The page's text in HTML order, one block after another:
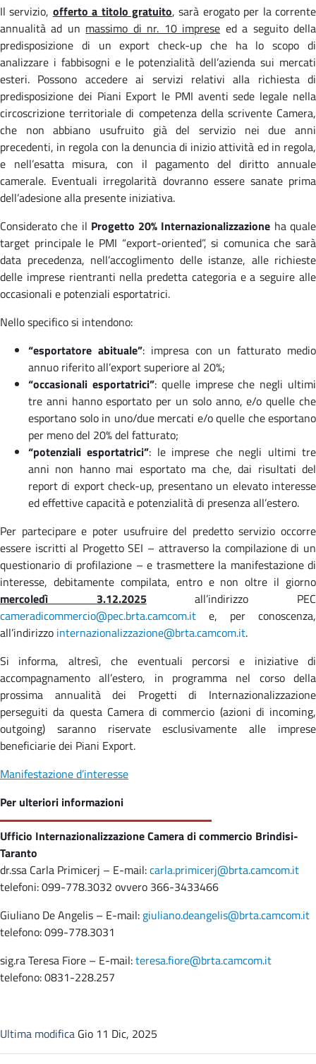
Il servizio, offerto a titolo gratuito, sarà erogato per la corrente
annualità ad un massimo di nr. 10 imprese ed a seguito della
predisposizione di un export check-up che ha lo scopo di
analizzare i fabbisogni e le potenzialità dell’azienda sui mercati
esteri. Possono accedere ai servizi relativi alla richiesta di
predisposizione dei Piani Export le PMI aventi sede legale nella
circoscrizione territoriale di competenza della scrivente Camera,
che non abbiano usufruito già del servizio nei due anni
precedenti, in regola con la denuncia di inizio attività ed in regola,
e nell’esatta misura, con il pagamento del diritto annuale
camerale. Eventuali irregolarità dovranno essere sanate prima
dell’adesione alla presente iniziativa.
Considerato che il Progetto 20% Internazionalizzazione ha quale
target principale le PMI “export-oriented”, si comunica che sarà
data precedenza, nell’accoglimento delle istanze, alle richieste
delle imprese rientranti nella predetta categoria e a seguire alle
occasionali e potenziali esportatrici.
Nello specifico si intendono:
“esportatore abituale”: impresa con un fatturato medio
annuo riferito all’export superiore al 20%;
“occasionali esportatrici”: quelle imprese che negli ultimi
tre anni hanno esportato per un solo anno, e/o quelle che
esportano solo in uno/due mercati e/o quelle che esportano
per meno del 20% del fatturato;
“potenziali esportatrici”: le imprese che negli ultimi tre
anni non hanno mai esportato ma che, dai risultati del
report di export check-up, presentano un elevato interesse
ed effettive capacità e potenzialità di presenza all’estero.
Per partecipare e poter usufruire del predetto servizio occorre
essere iscritti al Progetto SEI – attraverso la compilazione di un
questionario di profilazione – e trasmettere la manifestazione di
interesse, debitamente compilata, entro e non oltre il giorno
mercoledì 3.12.2025all’indirizzo PEC
cameradicommercio@pec.brta.camcom.it e, per conoscenza,
all’indirizzo internazionalizzazione@brta.camcom.it.
Si informa, altresì, che eventuali percorsi e iniziative di
accompagnamento all’estero, in programma nel corso della
prossima annualità dei Progetti di Internazionalizzazione
perseguiti da questa Camera di commercio (azioni di incoming,
outgoing) saranno riservate esclusivamente alle imprese
beneficiarie dei Piani Export.
Manifestazione d’interesse
Per ulteriori informazioni
Ufficio Internazionalizzazione Camera di commercio Brindisi-
Taranto
dr.ssa Carla Primicerj – E-mail:carla.primicerj@brta.camcom.it
telefoni: 099-778.3032 ovvero 366-3433466
Giuliano De Angelis – E-mail: giuliano.deangelis@brta.camcom.it
telefono: 099-778.3031
sig.ra Teresa Fiore – E-mail:teresa.fiore@brta.camcom.it
telefono: 0831-228.257
Ultima modifica Gio 11 Dic, 2025